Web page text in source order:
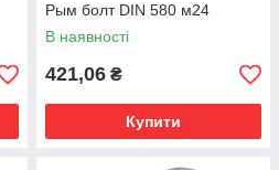
Рым болт DIN 580 м24
В наявності
421,06 ₴
Купити